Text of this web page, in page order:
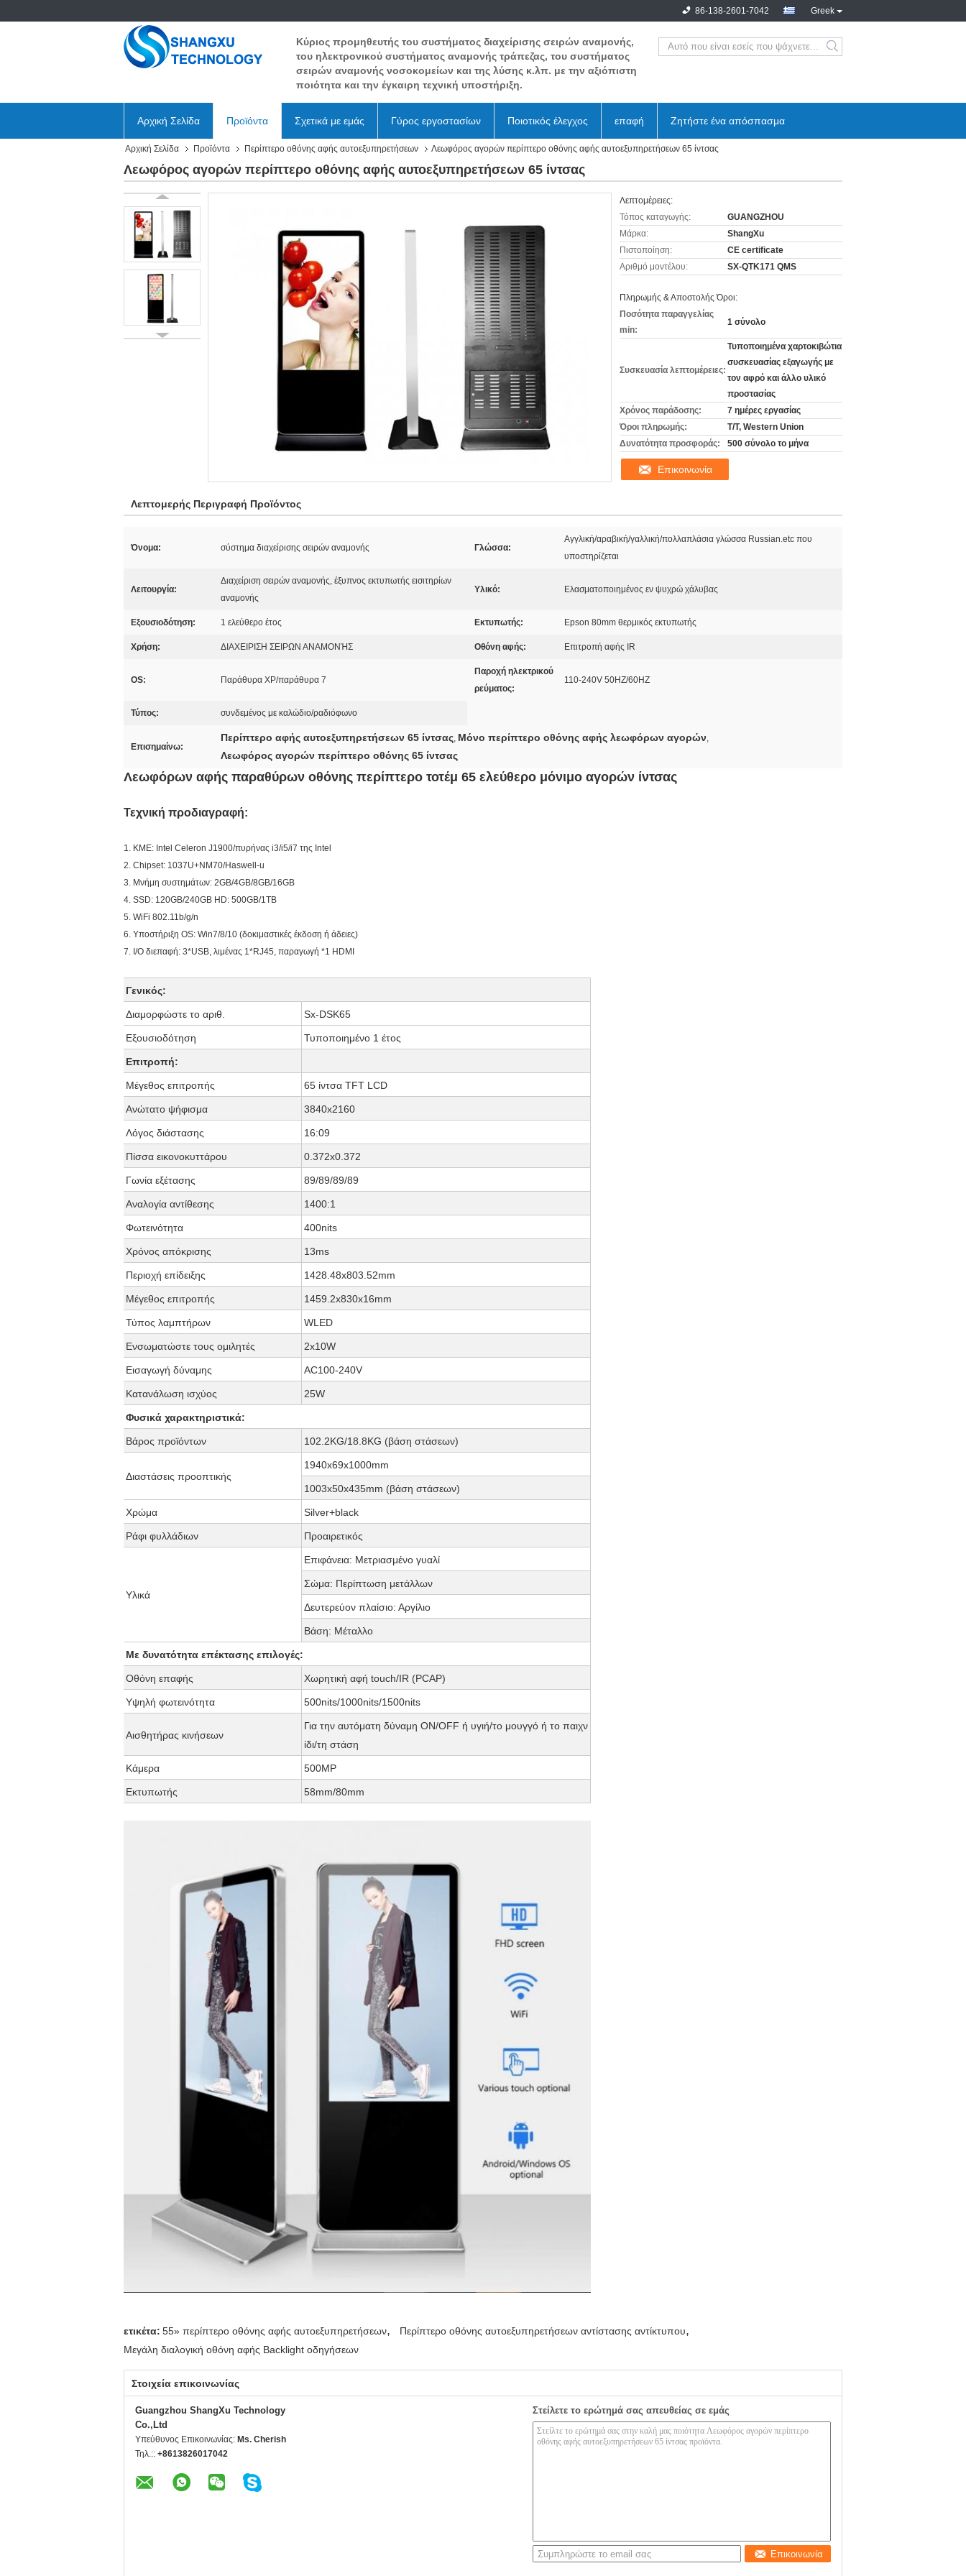
Greek
86-138-2601-7042
Κύριος προμηθευτής του συστήματος διαχείρισης σειρών αναμονής,
του ηλεκτρονικού συστήματος αναμονής τράπεζας, του συστήματος
σειρών αναμονής νοσοκομείων και της λύσης κ.λπ. με την αξιόπιστη
ποιότητα και την έγκαιρη τεχνική υποστήριξη.
Αρχική Σελίδα Προϊόντα Σχετικά με εμάς Γύρος εργοστασίων Ποιοτικός έλεγχος επαφή Ζητήστε ένα απόσπασμα
Αρχική Σελίδα Προϊόντα Περίπτερο οθόνης αφής αυτοεξυπηρετήσεων Λεωφόρος αγορών περίπτερο οθόνης αφής αυτοεξυπηρετήσεων 65 ίντσας
Λεωφόρος αγορών περίπτερο οθόνης αφής αυτοεξυπηρετήσεων 65 ίντσας
Λεπτομέρειες:
Τόπος καταγωγής:
GUANGZHOU
Μάρκα:
ShangXu
Πιστοποίηση:
CE certificate
Αριθμό μοντέλου:
SX-QTK171 QMS
Πληρωμής & Αποστολής Όροι:
Ποσότητα παραγγελίας
min:
1 σύνολο
Συσκευασία λεπτομέρειες:
Τυποποιημένα χαρτοκιβώτια
συσκευασίας εξαγωγής με
τον αφρό και άλλο υλικό
προστασίας
Χρόνος παράδοσης:
7 ημέρες εργασίας
Όροι πληρωμής:
T/T, Western Union
Δυνατότητα προσφοράς:
500 σύνολο το μήνα
Επικοινωνία
Λεπτομερής Περιγραφή Προϊόντος
Όνομα: σύστημα διαχείρισης σειρών αναμονής Γλώσσα:
Αγγλική/αραβική/γαλλική/πολλαπλάσια γλώσσα Russian.etc που
υποστηρίζεται
Λειτουργία:
Διαχείριση σειρών αναμονής, έξυπνος εκτυπωτής εισιτηρίων
αναμονής
Υλικό: Ελασματοποιημένος εν ψυχρώ χάλυβας
Εξουσιοδότηση: 1 ελεύθερο έτος Εκτυπωτής: Epson 80mm θερμικός εκτυπωτής
Χρήση: ΔΙΑΧΕΙΡΙΣΗ ΣΕΙΡΩΝ ΑΝΑΜΟΝΉΣ Οθόνη αφής: Επιτροπή αφής IR
OS: Παράθυρα XP/παράθυρα 7
Παροχή ηλεκτρικού
ρεύματος:
110-240V 50HZ/60HZ
Τύπος: συνδεμένος με καλώδιο/ραδιόφωνο
Επισημαίνω:
Περίπτερο αφής αυτοεξυπηρετήσεων 65 ίντσας, Μόνο περίπτερο οθόνης αφής λεωφόρων αγορών,
Λεωφόρος αγορών περίπτερο οθόνης 65 ίντσας
Λεωφόρων αφής παραθύρων οθόνης περίπτερο τοτέμ 65 ελεύθερο μόνιμο αγορών ίντσας
Τεχνική προδιαγραφή:
1. ΚΜΕ: Intel Celeron J1900/πυρήνας i3/i5/i7 της Intel
2. Chipset: 1037U+NM70/Haswell-u
3. Μνήμη συστημάτων: 2GB/4GB/8GB/16GB
4. SSD: 120GB/240GB HD: 500GB/1TB
5. WiFi 802.11b/g/n
6. Υποστήριξη OS: Win7/8/10 (δοκιμαστικές έκδοση ή άδειες)
7. I/O διεπαφή: 3*USB, λιμένας 1*RJ45, παραγωγή *1 HDMI
Γενικός:
Διαμορφώστε το αριθ. Sx-DSK65
Εξουσιοδότηση Τυποποιημένο 1 έτος
Επιτροπή:
Μέγεθος επιτροπής 65 ίντσα TFT LCD
Ανώτατο ψήφισμα 3840x2160
Λόγος διάστασης 16:09
Πίσσα εικονοκυττάρου 0.372x0.372
Γωνία εξέτασης 89/89/89/89
Αναλογία αντίθεσης 1400:1
Φωτεινότητα 400nits
Χρόνος απόκρισης 13ms
Περιοχή επίδειξης 1428.48x803.52mm
Μέγεθος επιτροπής 1459.2x830x16mm
Τύπος λαμπτήρων WLED
Ενσωματώστε τους ομιλητές 2x10W
Εισαγωγή δύναμης AC100-240V
Κατανάλωση ισχύος 25W
Φυσικά χαρακτηριστικά:
Βάρος προϊόντων 102.2KG/18.8KG (βάση στάσεων)
Διαστάσεις προοπτικής
1940x69x1000mm
1003x50x435mm (βάση στάσεων)
Χρώμα Silver+black
Ράφι φυλλάδιων Προαιρετικός
Υλικά
Επιφάνεια: Μετριασμένο γυαλί
Σώμα: Περίπτωση μετάλλων
Δευτερεύον πλαίσιο: Αργίλιο
Βάση: Μέταλλο
Με δυνατότητα επέκτασης επιλογές:
Οθόνη επαφής Χωρητική αφή touch/IR (PCAP)
Υψηλή φωτεινότητα 500nits/1000nits/1500nits
Αισθητήρας κινήσεων
Για την αυτόματη δύναμη ON/OFF ή υγιή/το μουγγό ή το παιχν
ίδι/τη στάση
Κάμερα 500MP
Εκτυπωτής 58mm/80mm
ετικέτα: 55» περίπτερο οθόνης αφής αυτοεξυπηρετήσεων, Περίπτερο οθόνης αυτοεξυπηρετήσεων αντίστασης αντίκτυπου,
Μεγάλη διαλογική οθόνη αφής Backlight οδηγήσεων
Στοιχεία επικοινωνίας
Guangzhou ShangXu Technology
Co.,Ltd
Υπεύθυνος Επικοινωνίας: Ms. Cherish
Τηλ.:: +8613826017042
Στείλετε το ερώτημά σας απευθείας σε εμάς
Επικοινωνία